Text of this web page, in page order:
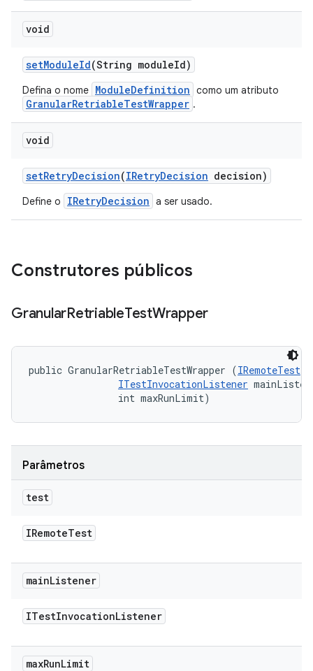
void
setModuleId(String moduleId)
Defina o nome ModuleDefinition como um atributo
GranularRetriableTestWrapper .
void
setRetryDecision(IRetryDecision decision)
Define o IRetryDecision a ser usado.
Construtores públicos
GranularRetriableTestWrapper
public GranularRetriableTestWrapper (IRemoteTest
ITestInvocationListener
                int maxRunLimit)
Parâmetros
test
IRemoteTest
mainListener
ITestInvocationListener
maxRunLimit